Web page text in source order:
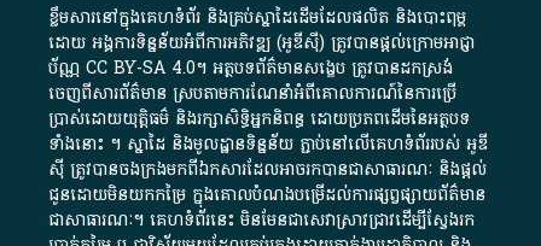
ខ្លឹមសារ​នៅ​ក្នុង​គេហទំព័រ និង​គ្រប់​ស្នា​ដៃ​ដើម​ដែល​ផលិត​ និង​បោះពុម្ព​
ដោយ​ អង្គការ​ទិន្នន័យ​អំពី​ការអភិវឌ្ឍ​​ (អូ​ឌី​ស៊ី)​ ត្រូវ​បាន​ផ្តល់​ក្រោម​អាជ្ញា
ប័ណ្ណ​CC BY-SA 4.0។​ អត្ថបទ​ព័ត៌មាន​សង្ខេប​ ត្រូវ​បាន​ដកស្រង់​
ចេញពី​សារព័ត៌មាន ស្របតាមការ​ណែនាំ​អំពី​គោលការណ៍​នៃ​ការ​ប្រើ
ប្រាស់​ដោយ​យុត្តិធម៌​ និង​រក្សាសិទ្ធិអ្នកនិពន្ធ ដោយ​ប្រភពដើម​នៃ​​អត្ថបទ
ទាំង​នោះ​ ។​ ស្នាដៃ​ និង​មូលដ្ឋាន​ទិន្នន័យ ​ភ្ជាប់​នៅ​លើ​គេហទំព័រ​របស់​ អូ​ឌី​
ស៊ី​ ត្រូវ​បាន​ចងក្រង​មក​ពី​ឯកសារ​ដែល​អាច​រក​បានជា​សាធារណៈ​ និង​ផ្តល់​
ជូន​ដោយ​មិន​យក​កម្រៃ​ ក្នុង​គោលបំណង​បម្រើ​ដល់ការ​ផ្សព្វផ្សាយ​ព័ត៌មាន​
ជា​សាធារណៈ​។​ គេហទំព័រ​នេះ​ មិនមែន​ជា​សេវា​ស្រាវជ្រាវ​ដើម្បី​ស្វែងរក